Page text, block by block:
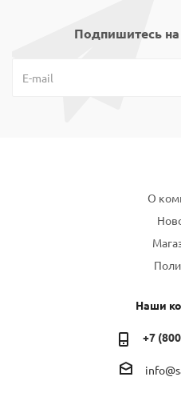
Подпишитесь
О
Наши
+7